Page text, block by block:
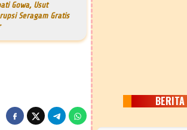
Gowa, Usut
Seragam Gratis